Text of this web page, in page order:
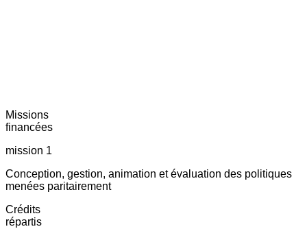
Missions
financées
mission 1
Conception, gestion, animation et évaluation des politiques
menées paritairement
Crédits
répartis